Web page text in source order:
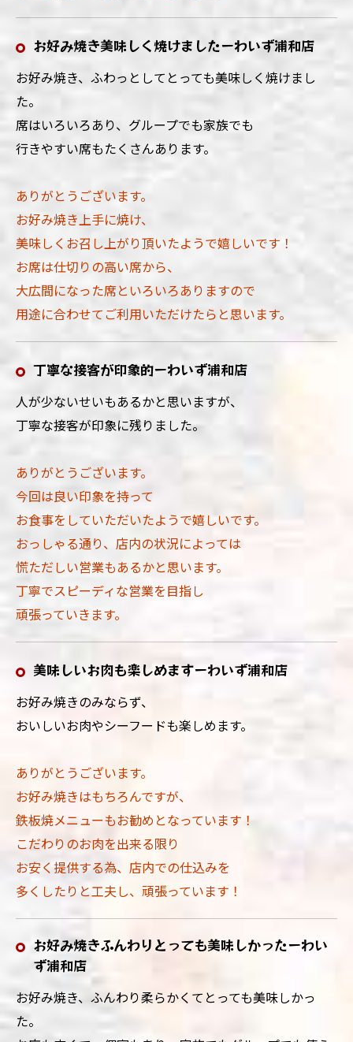
お好み焼き美味しく焼けましたーわいず浦和店
お好み焼き、ふわっとしてとっても美味しく焼けまし
た。
席はいろいろあり、グループでも家族でも
行きやすい席もたくさんあります。
ありがとうございます。
お好み焼き上手に焼け、
美味しくお召し上がり頂いたようで嬉しいです！
お席は仕切りの高い席から、
大広間になった席といろいろありますので
用途に合わせてご利用いただけたらと思います。
丁寧な接客が印象的ーわいず浦和店
人が少ないせいもあるかと思いますが、
丁寧な接客が印象に残りました。
ありがとうございます。
今回は良い印象を持って
お食事をしていただいたようで嬉しいです。
おっしゃる通り、店内の状況によっては
慌ただしい営業もあるかと思います。
丁寧でスピーディな営業を目指し
頑張っていきます。
美味しいお肉も楽しめますーわいず浦和店
お好み焼きのみならず、
おいしいお肉やシーフードも楽しめます。
ありがとうございます。
お好み焼きはもちろんですが、
鉄板焼メニューもお勧めとなっています！
こだわりのお肉を出来る限り
お安く提供する為、店内での仕込みを
多くしたりと工夫し、頑張っています！
お好み焼きふんわりとっても美味しかったーわい
ず浦和店
お好み焼き、ふんわり柔らかくてとっても美味しかっ
た。